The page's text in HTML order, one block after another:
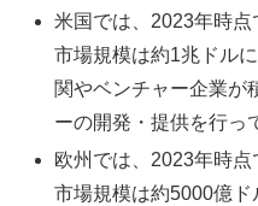
米国では、2023年時
市場規模は約1兆ドル
関やベンチャー企業が
ーの開発・提供を行っ
欧州では、2023年時
市場規模は約5000億